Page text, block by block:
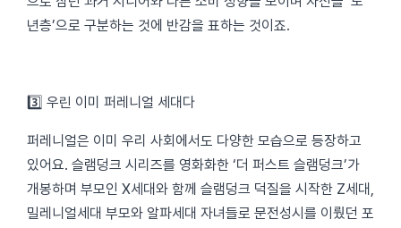
년층’으로 구분하는 것에 반감을 표하는 것이죠.
3️⃣ 우린 이미 퍼레니얼 세대다
퍼레니얼은 이미 우리 사회에서도 다양한 모습으로 등장하고
있어요. 슬램덩크 시리즈를 영화화한 ‘더 퍼스트 슬램덩크’가
개봉하며 부모인 X세대와 함께 슬램덩크 덕질을 시작한 Z세대,
밀레니얼세대 부모와 알파세대 자녀들로 문전성시를 이뤘던 포